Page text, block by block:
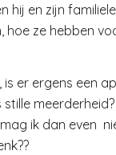
hij en zijn
hoe ze hebben
er ergens een
stille meerderheid?
ik dan even